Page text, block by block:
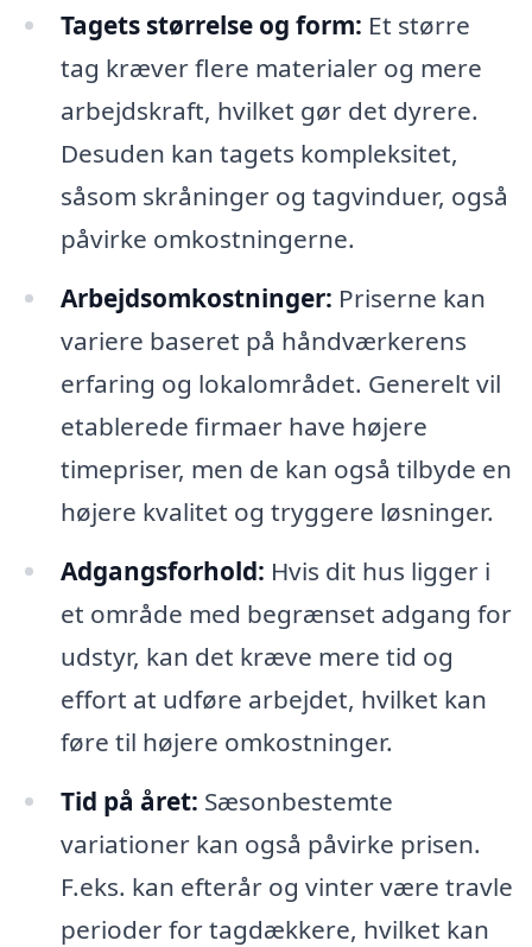
Tagets størrelse og form: Et større
tag kræver flere materialer og mere
arbejdskraft, hvilket gør det dyrere.
Desuden kan tagets kompleksitet,
såsom skråninger og tagvinduer, også
påvirke omkostningerne.
Arbejdsomkostninger: Priserne kan
variere baseret på håndværkerens
erfaring og lokalområdet. Generelt vil
etablerede firmaer have højere
timepriser, men de kan også tilbyde en
højere kvalitet og tryggere løsninger.
Adgangsforhold: Hvis dit hus ligger i
et område med begrænset adgang for
udstyr, kan det kræve mere tid og
effort at udføre arbejdet, hvilket kan
føre til højere omkostninger.
Tid på året: Sæsonbestemte
variationer kan også påvirke prisen.
F.eks. kan efterår og vinter være travle
perioder for tagdækkere, hvilket kan